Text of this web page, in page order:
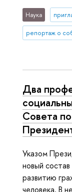
Наука
репортаж о
Два
Совета
Указом
новый
развитию
человека. В